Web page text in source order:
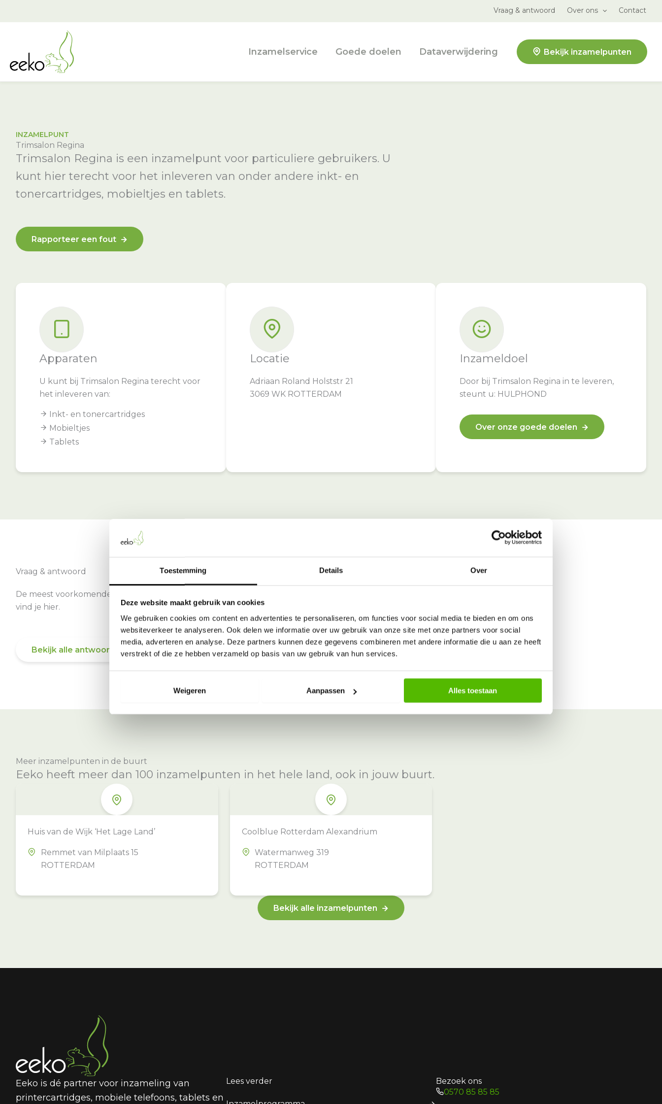
Toestemming Details Over
Deze website maakt gebruik van cookies
We gebruiken cookies om content en advertenties te personaliseren, om functies voor social media te bieden en om ons
websiteverkeer te analyseren. Ook delen we informatie over uw gebruik van onze site met onze partners voor social
media, adverteren en analyse. Deze partners kunnen deze gegevens combineren met andere informatie die u aan ze heeft
verstrekt of die ze hebben verzameld op basis van uw gebruik van hun services.
Weigeren Aanpassen Alles toestaan
Vraag & antwoord Over ons Contact
Inzamelservice Goede doelen Dataverwijdering Bekijk inzamelpunten
INZAMELPUNT
Trimsalon Regina
Trimsalon Regina is een inzamelpunt voor particuliere gebruikers. U
kunt hier terecht voor het inleveren van onder andere inkt- en
tonercartridges, mobieltjes en tablets.
Rapporteer een fout
Apparaten
U kunt bij Trimsalon Regina terecht voor
het inleveren van:
Inkt- en tonercartridges
Mobieltjes
Tablets
Locatie
Adriaan Roland Holststr 21
3069 WK ROTTERDAM
Inzameldoel
Door bij Trimsalon Regina in te leveren,
steunt u: HULPHOND
Over onze goede doelen
Vraag & antwoord
De meest voorkomende vragen over onze dienst
vind je hier.
Bekijk alle antwoorden
Meer inzamelpunten in de buurt
Eeko heeft meer dan 100 inzamelpunten in het hele land, ook in jouw buurt.
Huis van de Wijk ‘Het Lage Land’
Remmet van Milplaats 15
ROTTERDAM
Coolblue Rotterdam Alexandrium
Watermanweg 319
ROTTERDAM
Bekijk alle inzamelpunten
Eeko is dé partner voor inzameling van
printercartridges, mobiele telefoons, tablets en
Lees verder
Bezoek ons
0570 85 85 85